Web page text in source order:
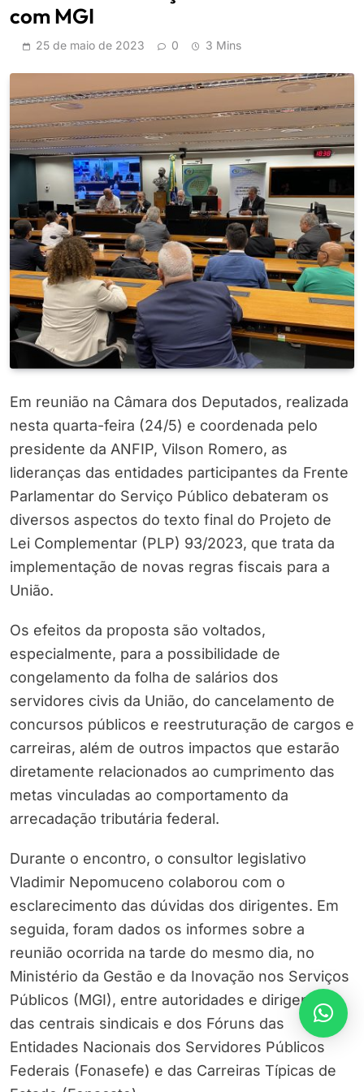
com MGI
25 de maio de 2023 0 3 Mins
Em reunião na Câmara dos Deputados, realizada
nesta quarta-feira (24/5) e coordenada pelo
presidente da ANFIP, Vilson Romero, as
lideranças das entidades participantes da Frente
Parlamentar do Serviço Público debateram os
diversos aspectos do texto final do Projeto de
Lei Complementar (PLP) 93/2023, que trata da
implementação de novas regras fiscais para a
União.
Os efeitos da proposta são voltados,
especialmente, para a possibilidade de
congelamento da folha de salários dos
servidores civis da União, do cancelamento de
concursos públicos e reestruturação de cargos e
carreiras, além de outros impactos que estarão
diretamente relacionados ao cumprimento das
metas vinculadas ao comportamento da
arrecadação tributária federal.
Durante o encontro, o consultor legislativo
Vladimir Nepomuceno colaborou com o
esclarecimento das dúvidas dos dirigentes. Em
seguida, foram dados os informes sobre a
reunião ocorrida na tarde do mesmo dia, no
Ministério da Gestão e da Inovação nos Serviços
Públicos (MGI), entre autoridades e dirigentes
das centrais sindicais e dos Fóruns das
Entidades Nacionais dos Servidores Públicos
Federais (Fonasefe) e das Carreiras Típicas de